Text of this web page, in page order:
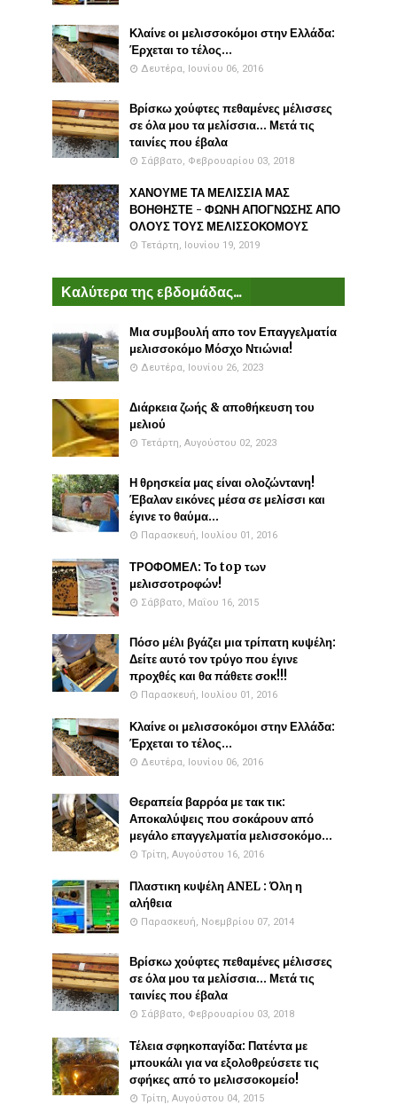
Κλαίνε οι μελισσοκόμοι στην Ελλάδα:
Έρχεται το τέλος...
Δευτέρα, Ιουνίου 06, 2016
Βρίσκω χούφτες πεθαμένες μέλισσες
σε όλα μου τα μελίσσια... Μετά τις
ταινίες που έβαλα
Σάββατο, Φεβρουαρίου 03, 2018
ΧΑΝΟΥΜΕ ΤΑ ΜΕΛΙΣΣΙΑ ΜΑΣ
ΒΟΗΘΗΣΤΕ - ΦΩΝΗ ΑΠΟΓΝΩΣΗΣ ΑΠΟ
ΟΛΟΥΣ ΤΟΥΣ ΜΕΛΙΣΣΟΚΟΜΟΥΣ
Τετάρτη, Ιουνίου 19, 2019
Καλύτερα της εβδομάδας...
Μια συμβουλή απο τον Επαγγελματία
μελισσοκόμο Μόσχο Ντιώνια!
Δευτέρα, Ιουνίου 26, 2023
Διάρκεια ζωής & αποθήκευση του
μελιού
Τετάρτη, Αυγούστου 02, 2023
Η θρησκεία μας είναι ολοζώντανη!
Έβαλαν εικόνες μέσα σε μελίσσι και
έγινε το θαύμα...
Παρασκευή, Ιουλίου 01, 2016
ΤΡΟΦΟΜΕΛ: Το top των
μελισσοτροφών!
Σάββατο, Μαΐου 16, 2015
Πόσο μέλι βγάζει μια τρίπατη κυψέλη:
Δείτε αυτό τον τρύγο που έγινε
προχθές και θα πάθετε σοκ!!!
Παρασκευή, Ιουλίου 01, 2016
Κλαίνε οι μελισσοκόμοι στην Ελλάδα:
Έρχεται το τέλος...
Δευτέρα, Ιουνίου 06, 2016
Θεραπεία βαρρόα με τακ τικ:
Αποκαλύψεις που σοκάρουν από
μεγάλο επαγγελματία μελισσοκόμο...
Τρίτη, Αυγούστου 16, 2016
Πλαστικη κυψέλη ANEL : Όλη η
αλήθεια
Παρασκευή, Νοεμβρίου 07, 2014
Βρίσκω χούφτες πεθαμένες μέλισσες
σε όλα μου τα μελίσσια... Μετά τις
ταινίες που έβαλα
Σάββατο, Φεβρουαρίου 03, 2018
Τέλεια σφηκοπαγίδα: Πατέντα με
μπουκάλι για να εξολοθρεύσετε τις
σφήκες από το μελισσοκομείο!
Τρίτη, Αυγούστου 04, 2015